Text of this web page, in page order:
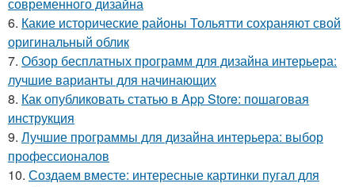
6. Какие исторические районы Тольятти сохраняют свой
оригинальный облик
7. Обзор бесплатных программ для дизайна интерьера:
лучшие варианты для начинающих
8. Как опубликовать статью в App Store: пошаговая
инструкция
9. Лучшие программы для дизайна интерьера: выбор
профессионалов
10. Создаем вместе: интересные картинки пугал для